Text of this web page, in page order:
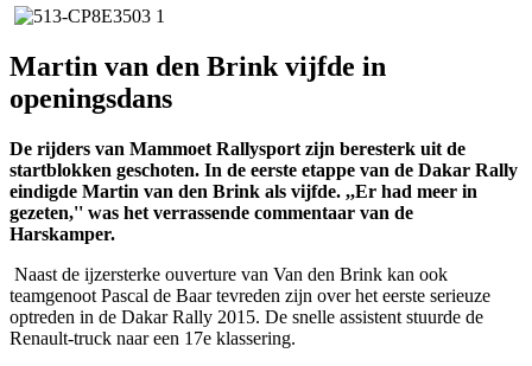
Martin van den Brink vijfde in
openingsdans
De rijders van Mammoet Rallysport zijn beresterk uit de
startblokken geschoten. In de eerste etappe van de Dakar Rally
eindigde Martin van den Brink als vijfde. ,,Er had meer in
gezeten,'' was het verrassende commentaar van de
Harskamper.
Naast de ijzersterke ouverture van Van den Brink kan ook
teamgenoot Pascal de Baar tevreden zijn over het eerste serieuze
optreden in de Dakar Rally 2015. De snelle assistent stuurde de
Renault-truck naar een 17e klassering.